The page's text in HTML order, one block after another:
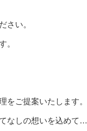
さい。
。
をご提案いたします。
なしの想いを込めて…